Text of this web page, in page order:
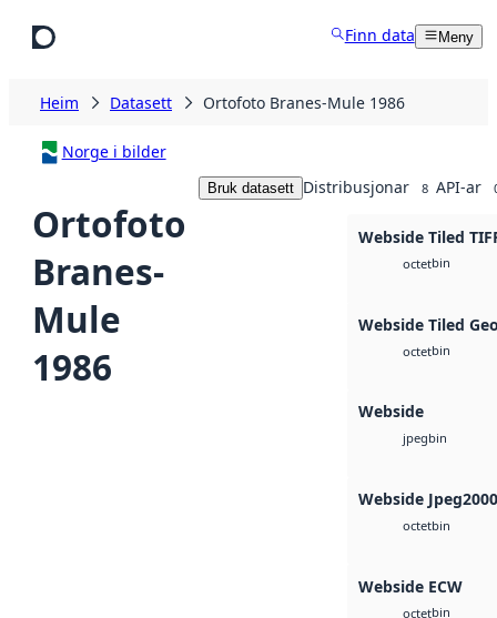
Finn data Meny
Heim Datasett Ortofoto Branes-Mule 1986
Norge i bilder
Ortofoto
Branes-
Mule
1986
Bruk datasett Distribusjonar 8 API-ar
Webside Tiled
octetbin
Webside Tiled
octetbin
Webside
jpegbin
Webside Jpeg2000
octetbin
Webside ECW
octetbin